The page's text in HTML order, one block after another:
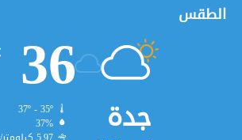
الطقس
جدة
36
37º - 35º
37%